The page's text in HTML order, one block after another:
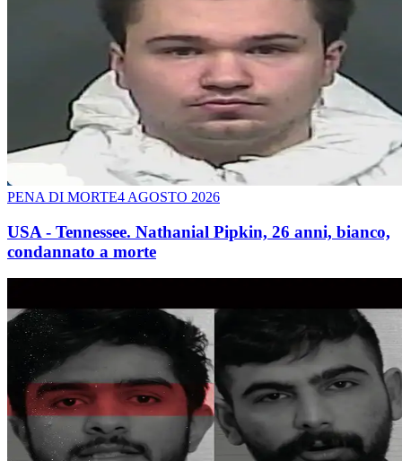
PENA DI MORTE4 AGOSTO 2026
USA - Tennessee. Nathanial Pipkin, 26 anni, bianco,
condannato a morte